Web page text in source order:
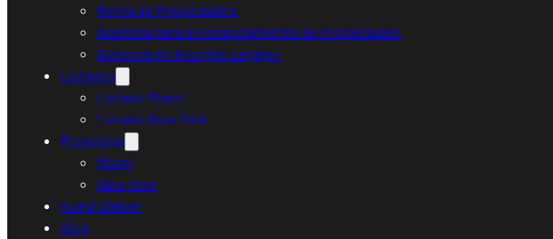
Renta de Propiedades
Asesoría para el Financiamiento de Propiedades
Asesoría en Asuntos Legales
Listados
Listado Miami
Listado New York
Proyectos
Miami
New York
Ruedi Sieber
Blog